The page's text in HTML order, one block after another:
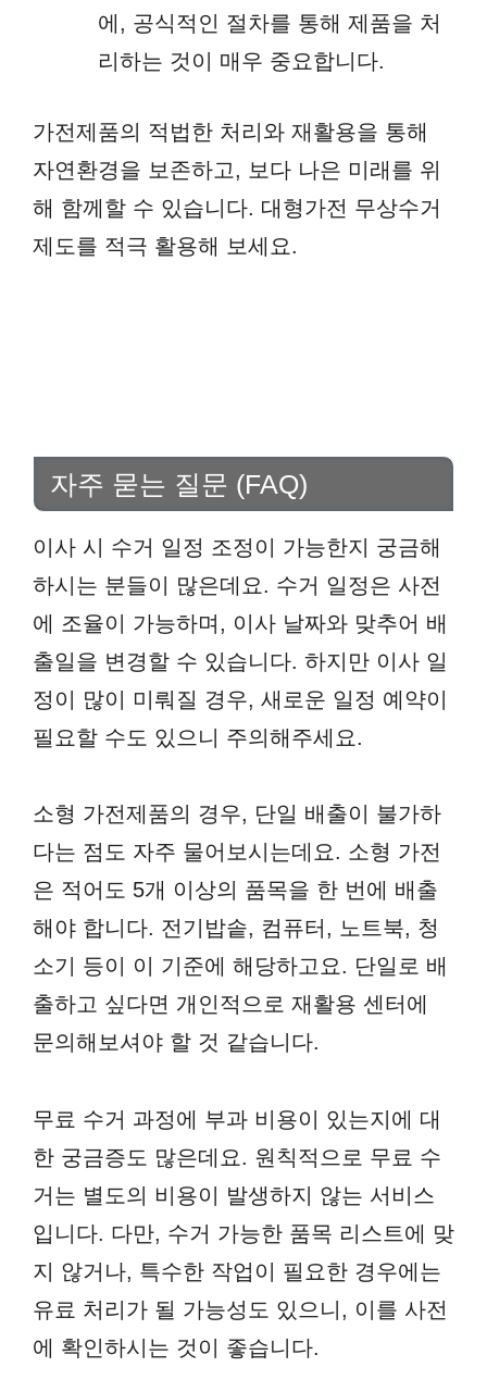
에, 공식적인 절차를 통해 제품을 처
리하는 것이 매우 중요합니다.
가전제품의 적법한 처리와 재활용을 통해
자연환경을 보존하고, 보다 나은 미래를 위
해 함께할 수 있습니다. 대형가전 무상수거
제도를 적극 활용해 보세요.
자주 묻는 질문 (FAQ)
이사 시 수거 일정 조정이 가능한지 궁금해
하시는 분들이 많은데요. 수거 일정은 사전
에 조율이 가능하며, 이사 날짜와 맞추어 배
출일을 변경할 수 있습니다. 하지만 이사 일
정이 많이 미뤄질 경우, 새로운 일정 예약이
필요할 수도 있으니 주의해주세요.
소형 가전제품의 경우, 단일 배출이 불가하
다는 점도 자주 물어보시는데요. 소형 가전
은 적어도 5개 이상의 품목을 한 번에 배출
해야 합니다. 전기밥솥, 컴퓨터, 노트북, 청
소기 등이 이 기준에 해당하고요. 단일로 배
출하고 싶다면 개인적으로 재활용 센터에
문의해보셔야 할 것 같습니다.
무료 수거 과정에 부과 비용이 있는지에 대
한 궁금증도 많은데요. 원칙적으로 무료 수
거는 별도의 비용이 발생하지 않는 서비스
입니다. 다만, 수거 가능한 품목 리스트에 맞
지 않거나, 특수한 작업이 필요한 경우에는
유료 처리가 될 가능성도 있으니, 이를 사전
에 확인하시는 것이 좋습니다.